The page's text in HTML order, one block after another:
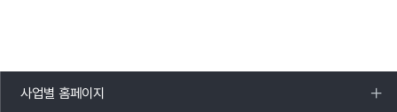
사업별 홈페이지
목록